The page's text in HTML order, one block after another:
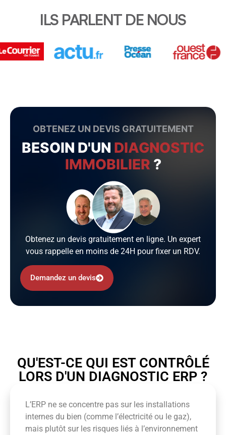
ILS PARLENT DE NOUS
OBTENEZ UN DEVIS GRATUITEMENT
BESOIN D'UN DIAGNOSTIC
IMMOBILIER ?
Obtenez un devis gratuitement en ligne. Un expert
vous rappelle en moins de 24H pour fixer un RDV.
Demandez un devis
QU'EST-CE QUI EST CONTRÔLÉ
LORS D'UN DIAGNOSTIC ERP ?
L’ERP ne se concentre pas sur les installations
internes du bien (comme l’électricité ou le gaz),
mais plutôt sur les risques liés à l’environnement